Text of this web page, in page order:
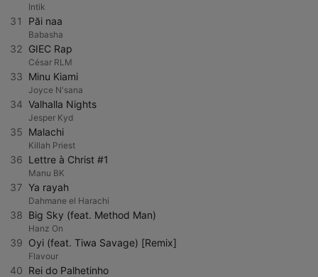
Intik
31 Păi naa
Babasha
32 GIEC Rap
César RLM
33 Minu Kiami
Joyce N'sana
34 Valhalla Nights
Jesper Kyd
35 Malachi
Killah Priest
36 Lettre à Christ #1
Manu BK
37 Ya rayah
Dahmane el Harachi
38 Big Sky (feat. Method Man)
Hanz On
39 Oyi (feat. Tiwa Savage) [Remix]
Flavour
40 Rei do Palhetinho